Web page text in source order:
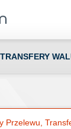
TRANSFERY
Przelewu,